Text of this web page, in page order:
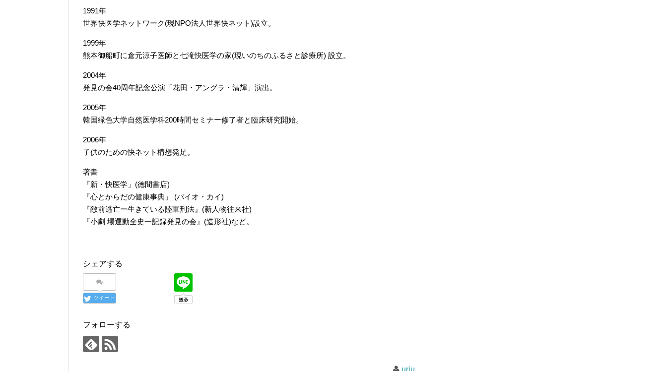
1991年
世界快医学ネットワーク(現NPO法人世界快ネット)設立。
1999年
熊本御船町に倉元涼子医師と七滝快医学の家(現いのちのふるさと診療所) 設立。
2004年
発見の会40周年記念公演「花田・アングラ・清輝」演出。
2005年
韓国緑色大学自然医学科200時間セミナー修了者と臨床研究開始。
2006年
子供のための快ネット構想発足。
著書
『新・快医学」(徳間書店)
『心とからだの健康事典」 (バイオ・カイ)
『敵前逃亡ー生きている陸軍刑法』(新人物往来社)
『小劇 場運動全史一記録発見の会』(造形社)など。
シェアする
ツイート
フォローする